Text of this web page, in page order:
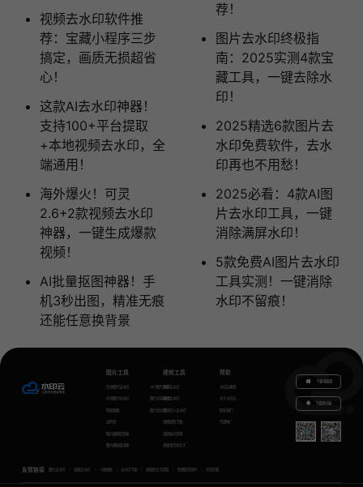
视频去水印软件推
荐：宝藏小程序三步
搞定，画质无损超省
心！
这款AI去水印神器！
支持100+平台提取
+本地视频去水印，全
端通用！
海外爆火！可灵
2.6+2款视频去水印
神器，一键生成爆款
视频！
AI批量抠图神器！手
机3秒出图，精准无痕
还能任意换背景
荐！
图片去水印终极指
南：2025实测4款宝
藏工具，一键去除水
印！
2025精选6款图片去
水印免费软件，去水
印再也不用愁！
2025必看：4款AI图
片去水印工具，一键
消除满屏水印！
5款免费AI图片去水印
工具实测！一键消除
水印不留痕！
图片工具
在线图片去水印
在线图片加水印
智能抠图
证件照
图片模糊变清晰
图片模糊变清晰
GIF图片生成
图片无损放大
图片转文字
视频工具
视频去水印
视频加水印
视频怎么去水印
视频提取下载
视频格式转换
视频语音转文字
帮助
水印云教程
关于水印云
联系我们
代理推广
下载电脑版
下载移动端
友情链接 图片去水印 视频去水印 一键抠图 去水印下载 视频转文字提取 免费配音软件